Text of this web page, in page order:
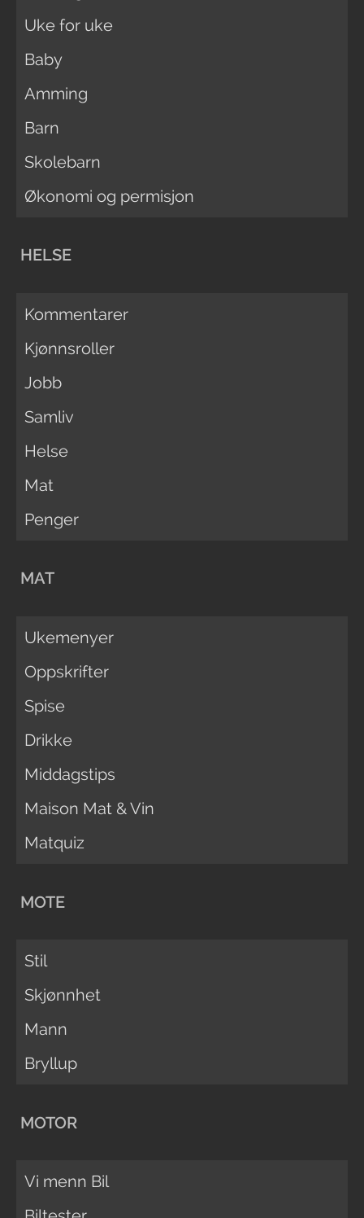
Uke for uke
Baby
Amming
Barn
Skolebarn
Økonomi og permisjon
HELSE
Kommentarer
Kjønnsroller
Jobb
Samliv
Helse
Mat
Penger
MAT
Ukemenyer
Oppskrifter
Spise
Drikke
Middagstips
Maison Mat & Vin
Matquiz
MOTE
Stil
Skjønnhet
Mann
Bryllup
MOTOR
Vi menn Bil